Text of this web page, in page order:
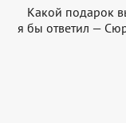
Какой подарок
я бы ответил —